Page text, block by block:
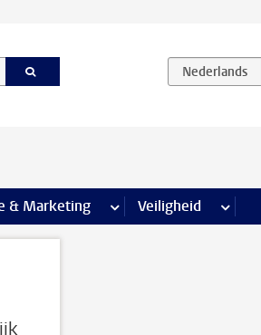
& Marketing meer Communicatie &
Veiligheid meer